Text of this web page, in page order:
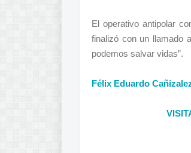
El operativo antipolar
finalizó con un llamado
podemos salvar vidas”.
Félix Eduardo